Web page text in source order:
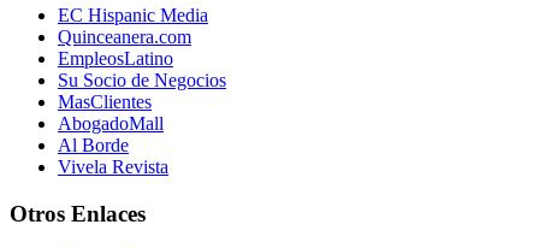
EC Hispanic Media
Quinceanera.com
EmpleosLatino
Su Socio de Negocios
MasClientes
AbogadoMall
Al Borde
Vivela Revista
Otros Enlaces